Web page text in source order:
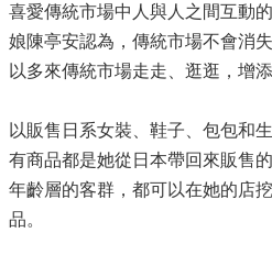
喜愛傳統市場中人與人之間互動
娘陳亭安認為，傳統市場不會消
以多來傳統市場走走、逛逛，增
以販售日系女裝、鞋子、包包和
有商品都是她從日本帶回來販售
年齡層的客群，都可以在她的店
品。